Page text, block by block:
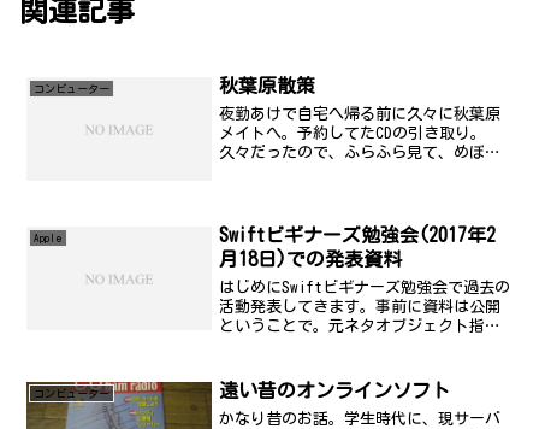
関連記事
コンビューター 秋葉原散策
夜勤あけで自宅へ帰る前に久々に秋葉原
メイトへ。予約してたCDの引き取り。
久々だったので、ふらふら見て、めぼし
も寄ってめぼしそう...
Apple
Swiftビギナーズ勉強会(2017年2
月18日)での発表資料
はじめにSwiftビギナーズ勉強会で過去の
活動発表してきます。事前に資料は公開
ということで。元ネタオブジェクト指向
に掲載した以下の記事を、一部修正の
上、...
コンビューター 遠い昔のオンラインソフト
かなり昔のお話。学生時代に、現サーバ